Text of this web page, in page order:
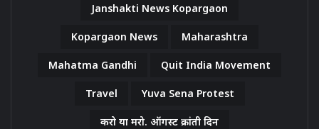
Janshakti News Kopargaon
Kopargaon News Maharashtra
Mahatma Gandhi Quit India Movement
Travel Yuva Sena Protest
करो या मरो. ऑगस्ट क्रांती दिन